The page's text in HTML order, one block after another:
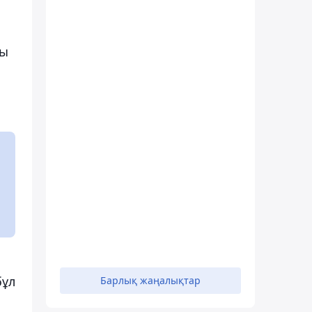
Барлық жаңалықтар